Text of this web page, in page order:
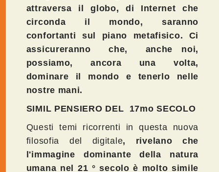
attraversa il globo, di Internet che
circonda il mondo, saranno
confortanti sul piano metafisico. Ci
assicureranno che, anche noi,
possiamo, ancora una volta,
dominare il mondo e tenerlo nelle
nostre mani.
SIMIL PENSIERO DEL 17mo SECOLO
Questi temi ricorrenti in questa nuova
filosofia del digitale, rivelano che
l'immagine dominante della natura
umana nel 21 ° secolo è molto simile